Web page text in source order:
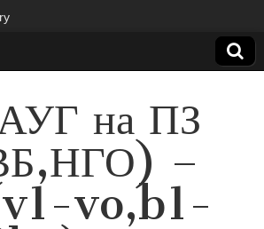
на ПЗ
,НГО) –
v1-vo,b1-